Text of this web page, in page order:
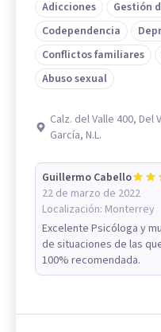
Adicciones Gestión
Codependencia
Conflictos familiares
Abuso sexual
Calz. del Valle 400, Del
García, N.L.
Guillermo Cabello
22 de marzo de 2022
Localización: Monterrey
Excelente Psicóloga y
de situaciones de las
100% recomendada.